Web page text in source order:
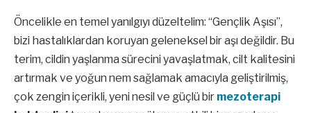
Öncelikle en temel yanılgıyı düzeltelim: “Gençlik Aşısı”,
bizi hastalıklardan koruyan geleneksel bir aşı değildir. Bu
terim, cildin yaşlanma sürecini yavaşlatmak, cilt kalitesini
artırmak ve yoğun nem sağlamak amacıyla geliştirilmiş,
çok zengin içerikli, yeni nesil ve güçlü bir mezoterapi